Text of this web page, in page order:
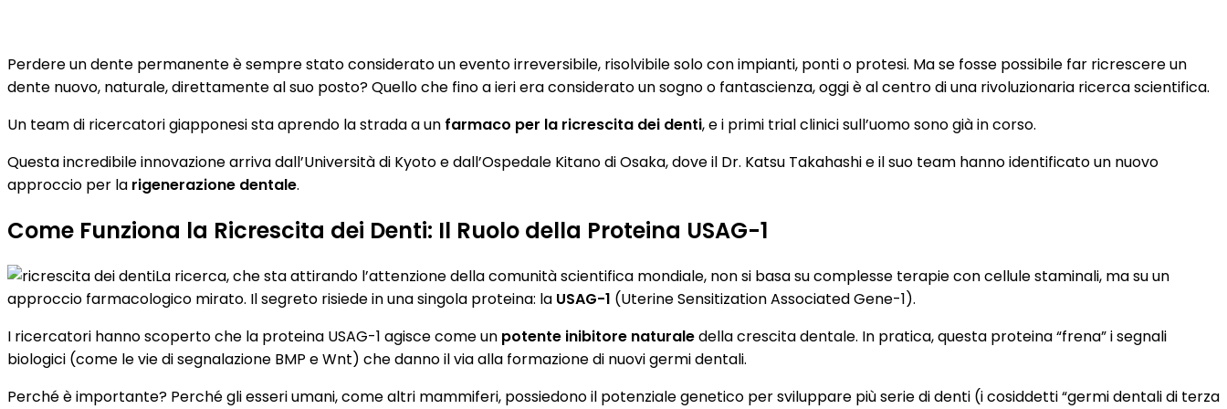
Perdere un dente permanente è sempre stato considerato un evento irreversibile, risolvibile solo con impianti, ponti o protesi. Ma se fosse possibile far ricrescere un
dente nuovo, naturale, direttamente al suo posto? Quello che fino a ieri era considerato un sogno o fantascienza, oggi è al centro di una rivoluzionaria ricerca scientifica.
Un team di ricercatori giapponesi sta aprendo la strada a un farmaco per la ricrescita dei denti, e i primi trial clinici sull’uomo sono già in corso.
Questa incredibile innovazione arriva dall’Università di Kyoto e dall’Ospedale Kitano di Osaka, dove il Dr. Katsu Takahashi e il suo team hanno identificato un nuovo
approccio per la rigenerazione dentale.
Come Funziona la Ricrescita dei Denti: Il Ruolo della Proteina USAG-1
La ricerca, che sta attirando l’attenzione della comunità scientifica mondiale, non si basa su complesse terapie con cellule staminali, ma su un
approccio farmacologico mirato. Il segreto risiede in una singola proteina: la USAG-1 (Uterine Sensitization Associated Gene-1).
I ricercatori hanno scoperto che la proteina USAG-1 agisce come un potente inibitore naturaledella crescita dentale. In pratica, questa proteina “frena” i segnali
biologici (come le vie di segnalazione BMP e Wnt) che danno il via alla formazione di nuovi germi dentali.
Perché è importante? Perché gli esseri umani, come altri mammiferi, possiedono il potenziale genetico per sviluppare più serie di denti (i cosiddetti “germi dentali di terza